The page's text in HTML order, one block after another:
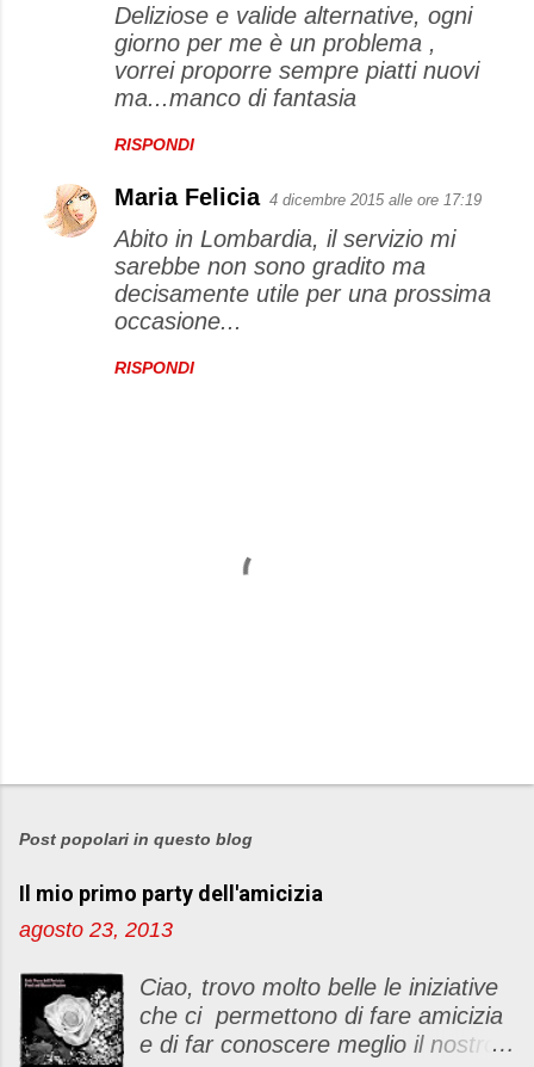
Deliziose e valide alternative, ogni
giorno per me è un problema ,
vorrei proporre sempre piatti nuovi
ma...manco di fantasia
RISPONDI
Maria Felicia 4 dicembre 2015 alle ore 17:19
Abito in Lombardia, il servizio mi
sarebbe non sono gradito ma
decisamente utile per una prossima
occasione...
RISPONDI
P
s
a
u
c
o
m
m
Post popolari in questo blog
Il mio primo party dell'amicizia
agosto 23, 2013
Ciao, trovo molto belle le iniziative
che ci permettono di fare amicizia
e di far conoscere meglio il nostro